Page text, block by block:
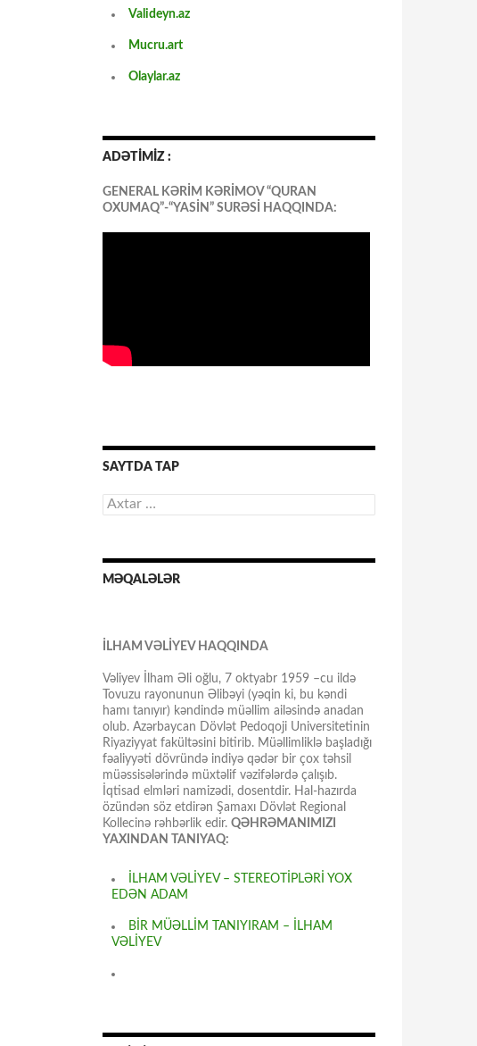
Valideyn.az
Mucru.art
Olaylar.az
ADƏTİMİZ :
GENERAL KƏRİM KƏRİMOV “QURAN
OXUMAQ”-“YASİN” SURƏSİ HAQQINDA:
SAYTDA TAP
Axtarış:
MƏQALƏLƏR
İLHAM VƏLİYEV HAQQINDA
Vəliyev İlham Əli oğlu, 7 oktyabr 1959 –cu ildə
Tovuzu rayonunun Əlibəyi (yəqin ki, bu kəndi
hamı tanıyır) kəndində müəllim ailəsində anadan
olub. Azərbaycan Dövlət Pedoqoji Universitetinin
Riyaziyyat fakültəsini bitirib. Müəllimliklə başladığı
fəaliyyəti dövründə indiyə qədər bir çox təhsil
müəssisələrində müxtəlif vəzifələrdə çalışıb.
İqtisad elmləri namizədi, dosentdir. Hal-hazırda
özündən söz etdirən Şamaxı Dövlət Regional
Kollecinə rəhbərlik edir. QƏHRƏMANIMIZI
YAXINDAN TANIYAQ:
İLHAM VƏLİYEV – STEREOTİPLƏRİ YOX
EDƏN ADAM
BİR MÜƏLLİM TANIYIRAM – İLHAM
VƏLİYEV